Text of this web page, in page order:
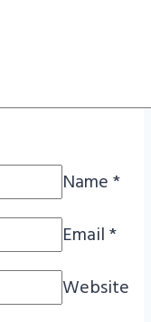
Name*
Email*
Website